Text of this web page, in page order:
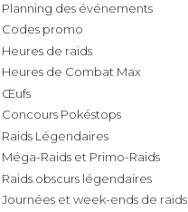
Planning des événements
Codes promo
Heures de raids
Heures de Combat Max
Œufs
Concours Pokéstops
Raids Légendaires
Méga-Raids et Primo-Raids
Raids obscurs légendaires
Journées et week-ends de raids